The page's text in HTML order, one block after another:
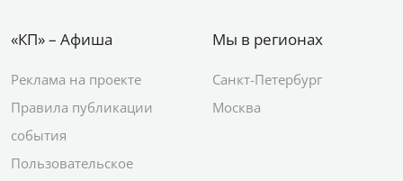
«КП» – Афиша
Реклама на проекте
Правила публикации
события
Пользовательское
Мы в регионах
Санкт-Петербург
Москва